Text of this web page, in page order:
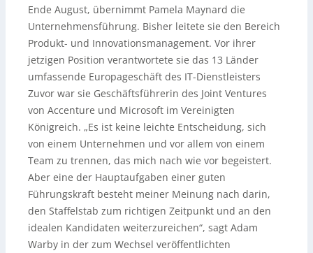
Ende August, übernimmt Pamela Maynard die
Unternehmensführung. Bisher leitete sie den Bereich
Produkt- und Innovationsmanagement. Vor ihrer
jetzigen Position verantwortete sie das 13 Länder
umfassende Europageschäft des IT-Dienstleisters
Zuvor war sie Geschäftsführerin des Joint Ventures
von Accenture und Microsoft im Vereinigten
Königreich. „Es ist keine leichte Entscheidung, sich
von einem Unternehmen und vor allem von einem
Team zu trennen, das mich nach wie vor begeistert.
Aber eine der Hauptaufgaben einer guten
Führungskraft besteht meiner Meinung nach darin,
den Staffelstab zum richtigen Zeitpunkt und an den
idealen Kandidaten weiterzureichen“, sagt Adam
Warby in der zum Wechsel veröffentlichten